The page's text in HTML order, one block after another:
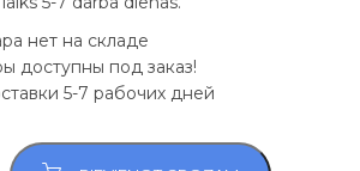
нет на складе
доступны под заказ!
5-7 рабочих дней